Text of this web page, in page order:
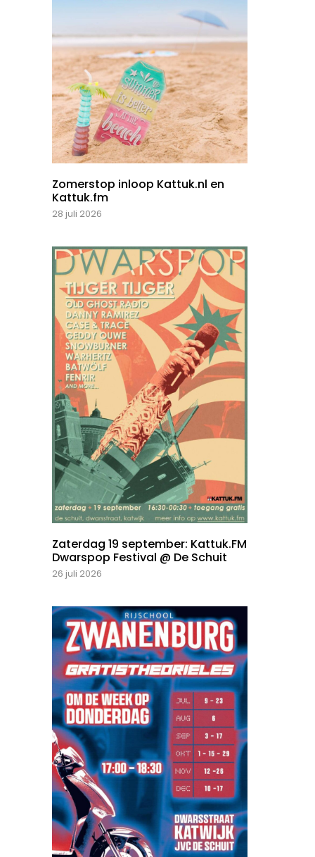
Zomerstop inloop Kattuk.nl en
Kattuk.fm
28 juli 2026
Zaterdag 19 september: Kattuk.FM
Dwarspop Festival @ De Schuit
26 juli 2026